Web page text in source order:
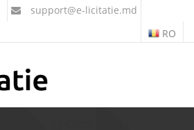
support@e-licitatie.md
RO